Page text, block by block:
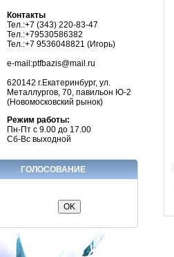
Контакты
Тел.:+7 (343) 220-83-47
Тел.:+79530586382
Тел.:+7 9536048821 (Игорь)
e-mail:ptfbazis@mail.ru
620142 г.Екатеринбург, ул.
Металлургов, 70, павильон Ю-2
(Новомосковский рынок)
Режим работы:
Пн-Пт с 9.00 до 17.00
Сб-Вс выходной
ГОЛОСОВАНИЕ